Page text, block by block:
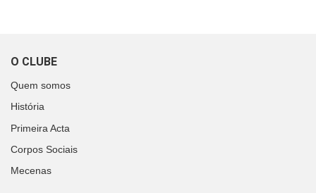
O CLUBE
Quem somos
História
Primeira Acta
Corpos Sociais
Mecenas